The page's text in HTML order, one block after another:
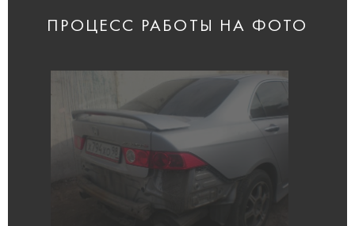
ПРОЦЕСС РАБОТЫ НА ФОТО